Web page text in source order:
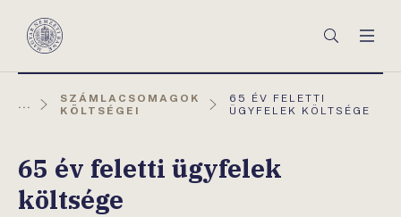
Magyar
Keresés
...
SZÁMLACSOMAGOK
KÖLTSÉGEI
AKTUÁLIS
OLDAL:
65 ÉV FELETTI
ÜGYFELEK KÖLTSÉGE
65 év feletti ügyfelek
költsége